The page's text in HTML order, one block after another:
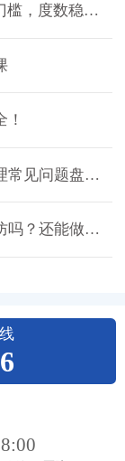
高考后迎来“摘镜热”！近视手术有门槛，度数稳定后才宜手术
近视手术的恢复期要多久？术后护理常见问题盘点，想摘镜的看过来！
近视激光手术做完又近视了？能预防吗？还能做二次手术吗？